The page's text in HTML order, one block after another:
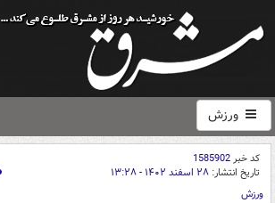
ورزش
کد خبر1585902
تاریخ انتشار: ۲۸ اسفند ۱۴۰۲ - ۱۳:۲۸
ورزش